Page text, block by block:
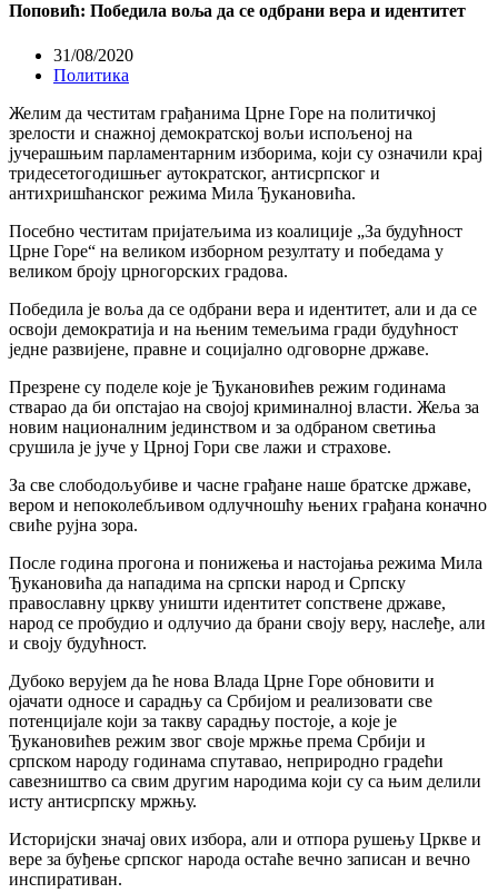
Поповић: Победила воља да се одбрани вера и идентитет
31/08/2020
Политика
Желим да честитам грађанима Црне Горе на политичкој
зрелости и снажној демократској вољи испољеној на
јучерашњим парламентарним изборима, који су означили крај
тридесетогодишњег аутократског, антисрпског и
антихришћанског режима Мила Ђукановића.
Посебно честитам пријатељима из коалиције „За будућност
Црне Горе“ на великом изборном резултату и победама у
великом броју црногорских градова.
Победила је воља да се одбрани вера и идентитет, али и да се
освоји демократија и на њеним темељима гради будућност
једне развијене, правне и социјално одговорне државе.
Презрене су поделе које је Ђукановићев режим годинама
стварао да би опстајао на својој криминалној власти. Жеља за
новим националним јединством и за одбраном светиња
срушила је јуче у Црној Гори све лажи и страхове.
За све слободољубиве и часне грађане наше братске државе,
вером и непоколебљивом одлучношћу њених грађана коначно
свиће рујна зора.
После година прогона и понижења и настојања режима Мила
Ђукановића да нападима на српски народ и Српску
православну цркву уништи идентитет сопствене државе,
народ се пробудио и одлучио да брани своју веру, наслеђе, али
и своју будућност.
Дубоко верујем да ће нова Влада Црне Горе обновити и
ојачати односе и сарадњу са Србијом и реализовати све
потенцијале који за такву сарадњу постоје, а које је
Ђукановићев режим звог своје мржње према Србији и
српском народу годинама спутавао, неприродно градећи
савезништво са свим другим народима који су са њим делили
исту антисрпску мржњу.
Историјски значај ових избора, али и отпора рушењу Цркве и
вере за буђење српског народа остаће вечно записан и вечно
инспиративан.